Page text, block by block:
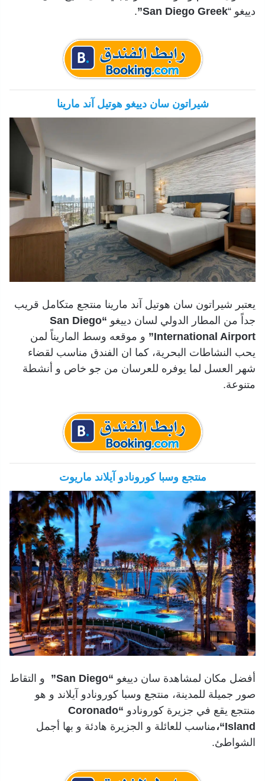
دييغو “San Diego Greek”
.
شيراتون سان دييغو هوتيل آند مارينا
يعتبر شيراتون سان هوتيل آند مارينا منتجع متكامل قريب
جداً من المطار الدولي لسان دييغو
“San Diego
International Airport”
و موقعه وسط الماريناً لمن
يحب النشاطات البحرية، كما ان الفندق مناسب لقضاء
شهر العسل لما يوفره للعرسان من جو خاص و أنشطة
متنوعة.
منتجع وسبا كورونادو آيلاند ماريوت
أفضل مكان لمشاهدة سان دييغو “San Diego”
و التقاط
صور جميلة للمدينة، منتجع وسبا كورونادو آيلاند و هو
منتجع يقع في جزيرة كورونادو
“Coronado
Island“،مناسب للعائلة و الجزيرة هادئة و بها أجمل
الشواطئ.